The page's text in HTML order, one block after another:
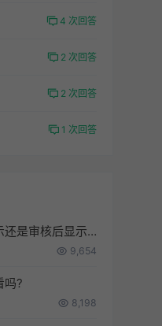
4 次回答
2 次回答
2 次回答
1 次回答
是审核后显示？
9,654
吗?
8,198